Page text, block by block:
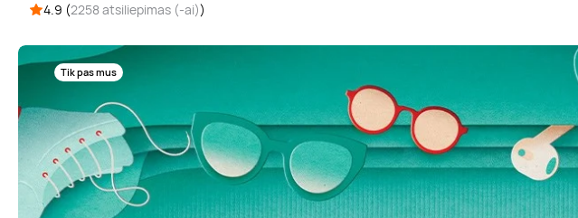
4.9 (2258 atsiliepimas (-ai))
Tik pas mus